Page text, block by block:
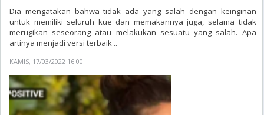
Dia mengatakan bahwa tidak ada yang salah dengan keinginan
untuk memiliki seluruh kue dan memakannya juga, selama tidak
merugikan seseorang atau melakukan sesuatu yang salah. Apa
artinya menjadi versi terbaik ..
KAMIS, 17/03/2022 16:00